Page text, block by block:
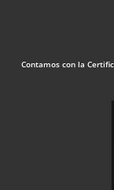
Contamos con la